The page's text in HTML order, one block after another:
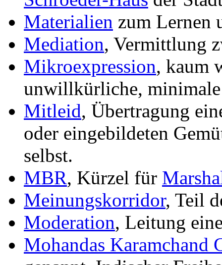
Materialien zum Lernen
Mediation, Vermittlung
Mikroexpression, kaum
unwillkürliche,
Mitleid, Übertragung
oder eingebildeten
selbst.
MBR, Kürzel für
Meinungskorridor, Teil
Moderation, Leitung
Mohandas Karamchand